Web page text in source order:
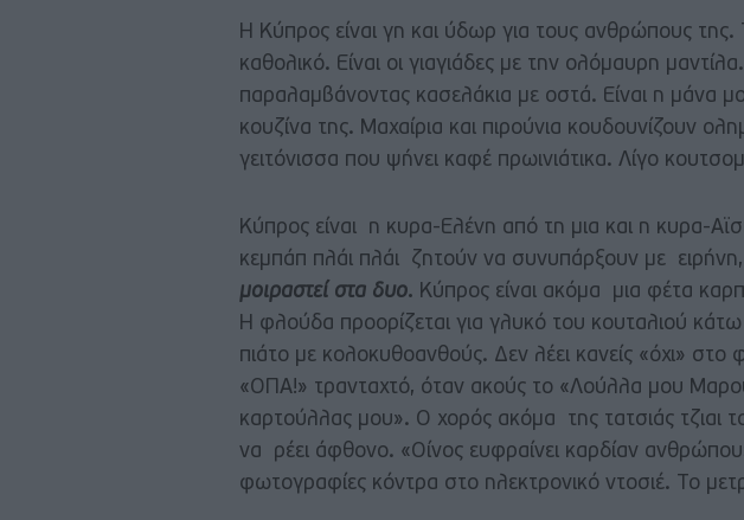
Η Κύπρος είναι γη και ύδωρ για τους ανθρώπους της.
καθολικό. Είναι οι γιαγιάδες με την ολόμαυρη
παραλαμβάνοντας κασελάκια με οστά. Είναι η μάνα
κουζίνα της. Μαχαίρια και πιρούνια κουδουνίζουν
γειτόνισσα που ψήνει καφέ πρωινιάτικα. Λίγο
Κύπρος είναι η κυρα-Ελένη από τη μια και η κυρα-
κεμπάπ πλάι πλάι ζητούν να συνυπάρξουν με ειρήνη,
μοιραστεί στα δυο. Κύπρος είναι ακόμα μια φέτα
Η φλούδα προορίζεται για γλυκό του κουταλιού
πιάτο με κολοκυθοανθούς. Δεν λέει κανείς «όχι»
«ΟΠΑ!» τρανταχτό, όταν ακούς το «Λούλλα μου
καρτούλλας μου». Ο χορός ακόμα της τατσιάς τζιαι
να ρέει άφθονο. «Οίνος ευφραίνει καρδίαν
φωτογραφίες κόντρα στο ηλεκτρονικό ντοσιέ. Το